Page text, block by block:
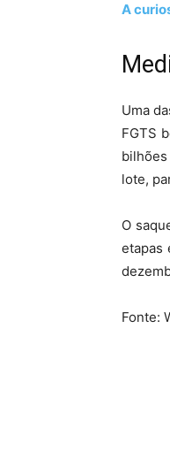
A
Uma
FGTS
lote,
O
etapas
Fonte: